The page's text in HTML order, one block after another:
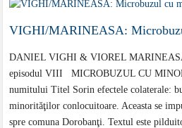
VIGHI/MARINEASA:
DANIEL VIGHI & VIOREL
episodul VIII MICROBUZUL CU
numitului Titel Sorin efectele colaterale:
minorităţilor conlocuitoare. Aceasta se
spre comuna Dorobanţi. Textul este